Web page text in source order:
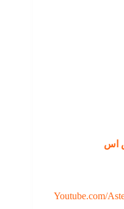
اس
Youtube.com/